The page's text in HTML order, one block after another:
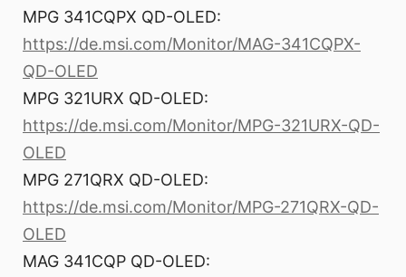
MPG 341CQPX QD-OLED:
https://de.msi.com/Monitor/MAG-341CQPX-
QD-OLED
MPG 321URX QD-OLED:
https://de.msi.com/Monitor/MPG-321URX-QD-
OLED
MPG 271QRX QD-OLED:
https://de.msi.com/Monitor/MPG-271QRX-QD-
OLED
MAG 341CQP QD-OLED: